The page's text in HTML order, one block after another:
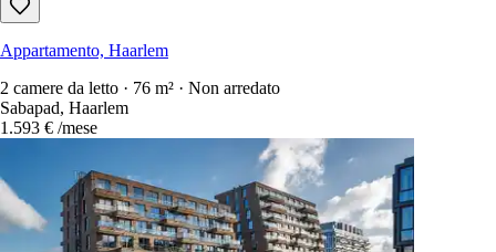
Appartamento, Haarlem
2 camere da letto · 76 m² · Non arredato
Sabapad, Haarlem
1.593 € /mese